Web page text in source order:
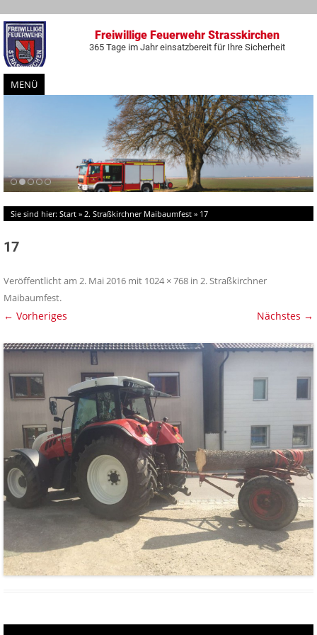
Freiwillige Feuerwehr Strasskirchen
365 Tage im Jahr einsatzbereit für Ihre Sicherheit
MENÜ
Zum
Inhalt
springen
Sie sind hier: Start » 2. Straßkirchner Maibaumfest » 17
17
Veröffentlicht am 2. Mai 2016 mit 1024 × 768 in 2. Straßkirchner
Maibaumfest.
← Vorheriges Nächstes →